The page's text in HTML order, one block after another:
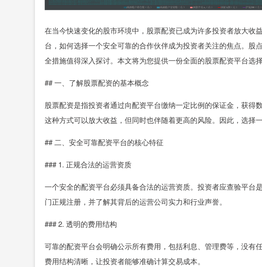
在当今快速变化的股市环境中，股票配资已成为许多投资者放大收
台，如何选择一个安全可靠的合作伙伴成为投资者关注的焦点。股
全措施值得深入探讨。本文将为您提供一份全面的股票配资平台选
## 一、了解股票配资的基本概念
股票配资是指投资者通过向配资平台缴纳一定比例的保证金，获得
这种方式可以放大收益，但同时也伴随着更高的风险。因此，选择
## 二、安全可靠配资平台的核心特征
### 1. 正规合法的运营资质
一个安全的配资平台必须具备合法的运营资质。投资者应查验平台
门正规注册，并了解其背后的运营公司实力和行业声誉。
### 2. 透明的费用结构
可靠的配资平台会明确公示所有费用，包括利息、管理费等，没有
费用结构清晰，让投资者能够准确计算交易成本。